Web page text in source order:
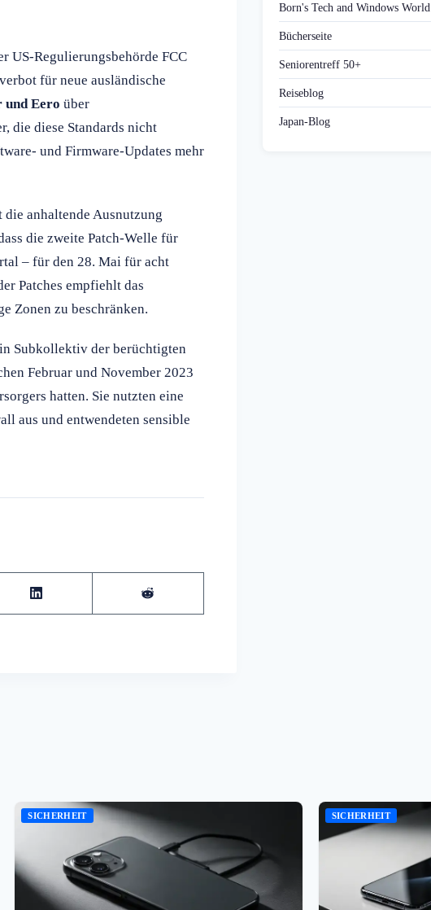
US-Regulierungsbehörde FCC
für neue ausländische
und Eero über
die diese Standards nicht
und Firmware-Updates mehr
anhaltende Ausnutzung
die zweite Patch-Welle für
– für den 28. Mai für acht
Patches empfiehlt das
Zonen zu beschränken.
Subkollektiv der berüchtigten
Februar und November 2023
hatten. Sie nutzten eine
aus und entwendeten sensible
Born's Tech and Windows World
Bücherseite
Seniorentreff 50+
Reiseblog
Japan-Blog
SICHERHEIT SICHERHEIT